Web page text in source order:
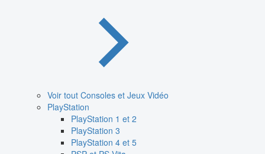
Voir tout Consoles et Jeux Vidéo
PlayStation
PlayStation 1 et 2
PlayStation 3
PlayStation 4 et 5